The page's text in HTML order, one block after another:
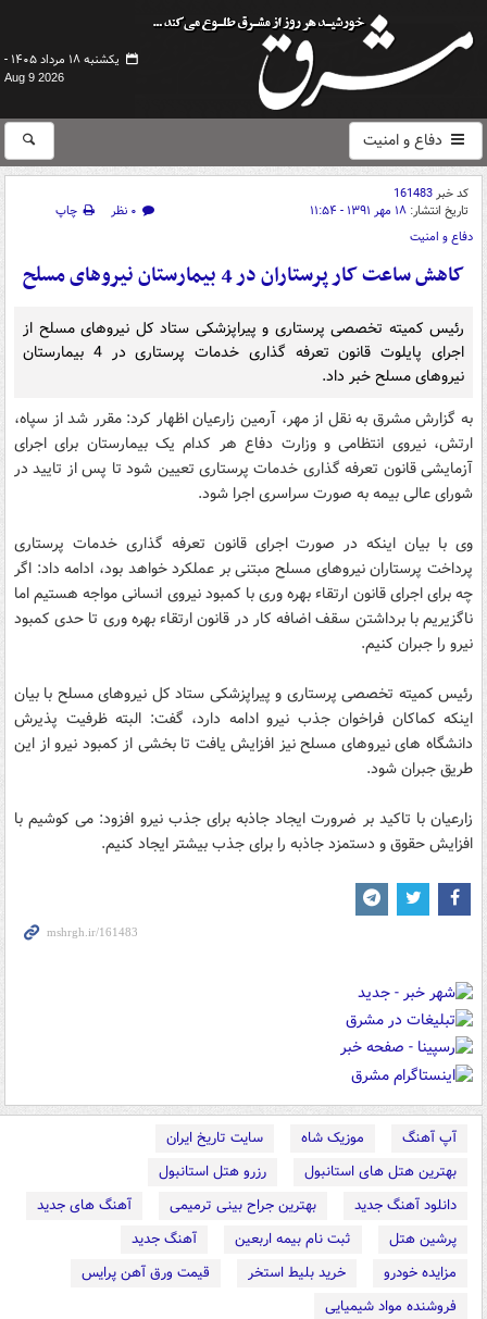
یکشنبه ۱۸ مرداد ۱۴۰۵ -
Aug 9 2026
دفاع و امنیت
کد خبر161483
تاریخ انتشار: ۱۸ مهر ۱۳۹۱ - ۱۱:۵۴ ۰ نظر
چاپ
دفاع و امنیت
کاهش ساعت کار پرستاران در 4 بیمارستان نیروهای مسلح
رئیس کمیته تخصصی پرستاری و پیراپزشکی ستاد کل نیروهای مسلح از
اجرای پایلوت قانون تعرفه گذاری خدمات پرستاری در 4 بیمارستان
نیروهای مسلح خبر داد.
به گزارش مشرق به نقل از مهر، آرمین زارعیان اظهار کرد: مقرر شد از سپاه،
ارتش، نیروی انتظامی و وزارت دفاع هر کدام یک بیمارستان برای اجرای
آزمایشی قانون تعرفه گذاری خدمات پرستاری تعیین شود تا پس از تایید در
شورای عالی بیمه به صورت سراسری اجرا شود.
وی با بیان اینکه در صورت اجرای قانون تعرفه گذاری خدمات پرستاری
پرداخت پرستاران نیروهای مسلح مبتنی بر عملکرد خواهد بود، ادامه داد: اگر
چه برای اجرای قانون ارتقاء بهره وری با کمبود نیروی انسانی مواجه هستیم اما
ناگزیریم با برداشتن سقف اضافه کار در قانون ارتقاء بهره وری تا حدی کمبود
نیرو را جبران کنیم.
رئیس کمیته تخصصی پرستاری و پیراپزشکی ستاد کل نیروهای مسلح با بیان
اینکه کماکان فراخوان جذب نیرو ادامه دارد، گفت: البته ظرفیت پذیرش
دانشگاه های نیروهای مسلح نیز افزایش یافت تا بخشی از کمبود نیرو از این
طریق جبران شود.
زارعیان با تاکید بر ضرورت ایجاد جاذبه برای جذب نیرو افزود: می کوشیم با
افزایش حقوق و دستمزد جاذبه را برای جذب بیشتر ایجاد کنیم.
آپ آهنگ موزیک شاه
سایت تاریخ ایران
بهترین هتل های استانبول
رزرو هتل استانبول
دانلود آهنگ جدید
بهترین جراح بینی ترمیمی
آهنگ های جدید
پرشین هتل
ثبت نام بیمه اربعین
آهنگ جدید
مزایده خودرو
خرید بلیط استخر
قیمت ورق آهن پرایس
فروشنده مواد شیمیایی